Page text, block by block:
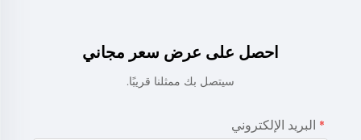
احصل على عرض سعر مجاني
سيتصل بك ممثلنا قريبًا.
البريد الإلكتروني